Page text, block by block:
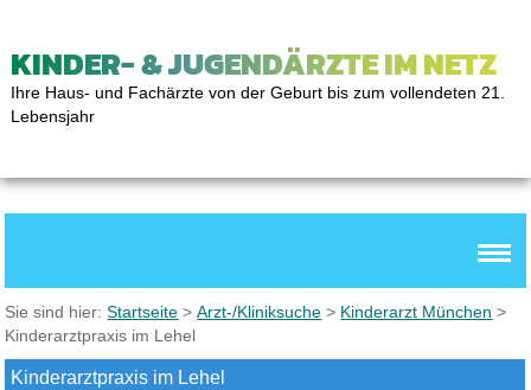
KINDER- & JUGENDÄRZTE IM NETZ
Ihre Haus- und Fachärzte von der Geburt bis zum vollendeten 21.
Lebensjahr
Sie sind hier:Startseite >Arzt-/Kliniksuche > Kinderarzt München >
Kinderarztpraxis im Lehel
Kinderarztpraxis im Lehel